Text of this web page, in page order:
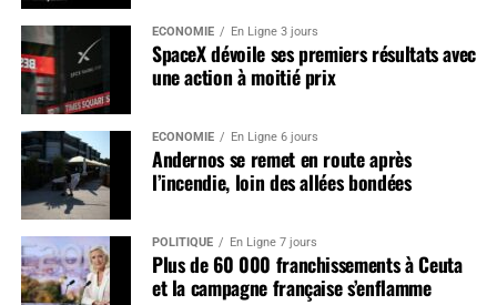
ÉCONOMIE En Ligne 3 jours
SpaceX dévoile ses premiers résultats avec
une action à moitié prix
ÉCONOMIE En Ligne 6 jours
Andernos se remet en route après
l’incendie, loin des allées bondées
POLITIQUE En Ligne 7 jours
Plus de 60 000 franchissements à Ceuta
et la campagne française s’enflamme